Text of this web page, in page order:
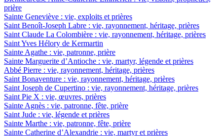
prière
Sainte Geneviève : vie, exploits et prières
Saint Benoît-Joseph Labre : vie, rayonnement, héritage, prières
Saint Claude La Colombière : vie, rayonnement, héritage, prières
Saint Yves Hélory de Kermartin
Sainte Agathe : vie, patronne, prière
Sainte Marguerite d’Antioche : vie, martyr, légende et prières
Abbé Pierre : vie, rayonnement, héritage, prières
Saint Bonaventure : vie, rayonnement, héritage, prières
Saint Joseph de Cupertino : vie, rayonnement, héritage, prières
Saint Pie X : vie, œuvres, prières
Sainte Agnès : vie, patronne, fête, prière
Saint Jude : vie, légende et prières
Sainte Marthe : vie, patronne, fête, prière
Sainte Catherine d’Alexandrie : vie, martyr et prières